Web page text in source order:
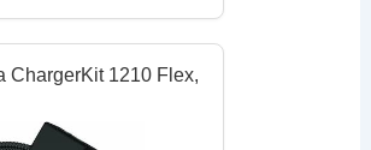
ChargerKit 1210 Flex,